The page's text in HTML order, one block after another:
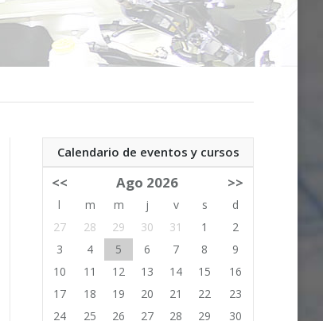
Calendario de eventos y cursos
<< Ago 2026 >>
l m m j v s
d
27
28 29 30 31 1
2
3
4 5 6 7 8
9
10
11 12 13 14 15
16
17
18 19 20 21 22
23
24
25 26 27 28 29
30